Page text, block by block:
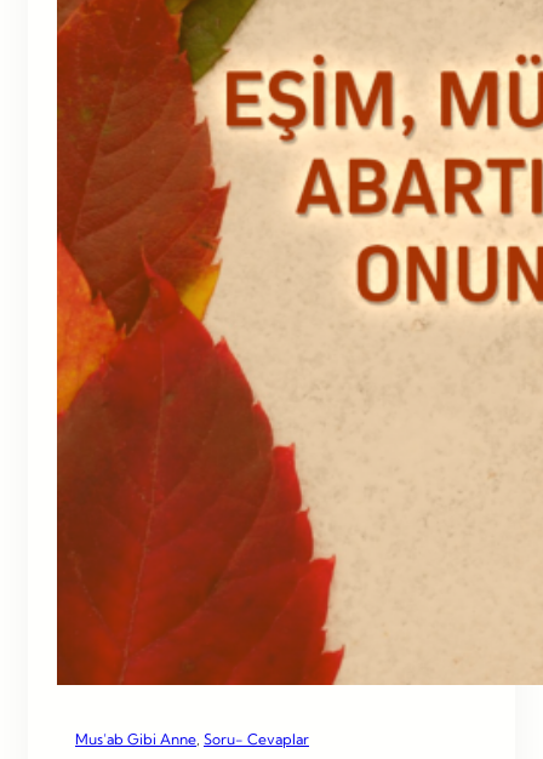
Mus’ab Gibi Anne Soru- Cevaplar